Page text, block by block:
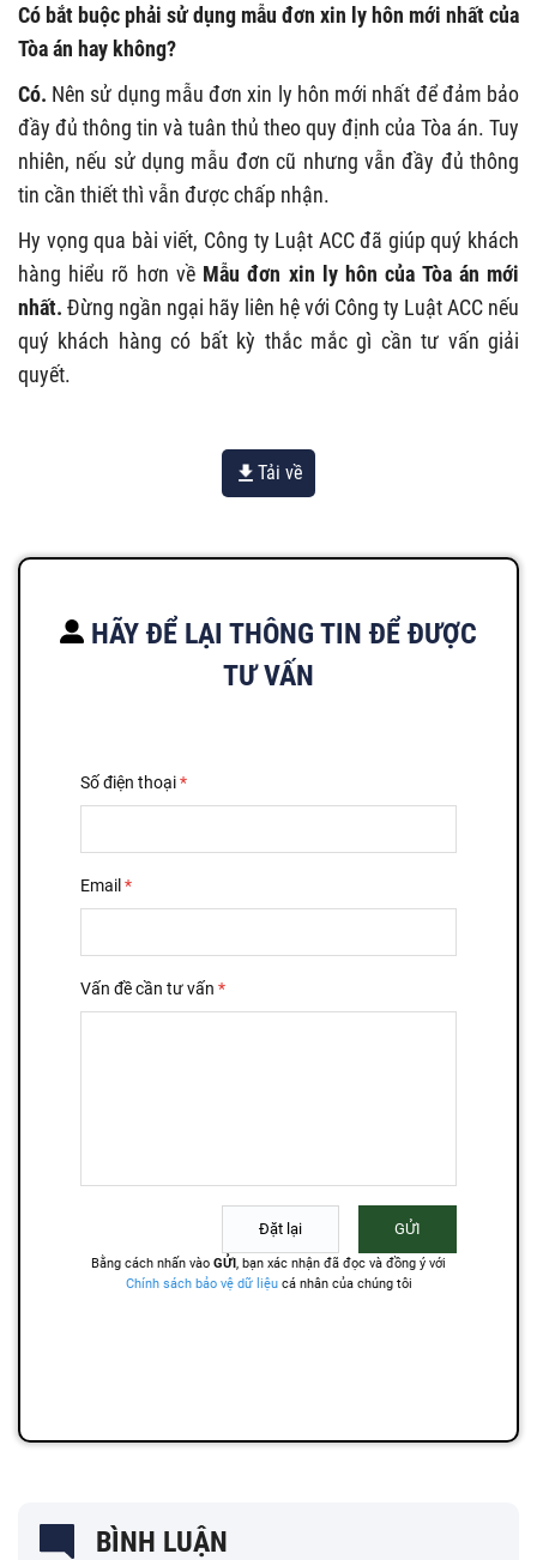
Có bắt buộc phải sử dụng mẫu đơn xin ly hôn mới nhất của
Tòa án hay không?
Có. Nên sử dụng mẫu đơn xin ly hôn mới nhất để đảm bảo
đầy đủ thông tin và tuân thủ theo quy định của Tòa án. Tuy
nhiên, nếu sử dụng mẫu đơn cũ nhưng vẫn đầy đủ thông
tin cần thiết thì vẫn được chấp nhận.
Hy vọng qua bài viết, Công ty Luật ACC đã giúp quý khách
hàng hiểu rõ hơn về Mẫu đơn xin ly hôn của Tòa án mới
nhất. Đừng ngần ngại hãy liên hệ với Công ty Luật ACC nếu
quý khách hàng có bất kỳ thắc mắc gì cần tư vấn giải
quyết.
Tải về
HÃY ĐỂ LẠI THÔNG TIN ĐỂ ĐƯỢC
TƯ VẤN
BÌNH LUẬN